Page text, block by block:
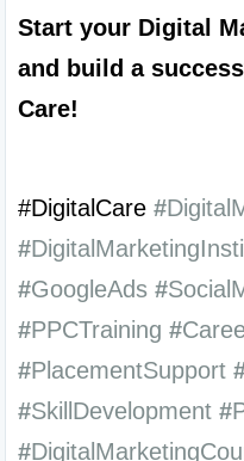
Start your Digital
and build a
Care!
#DigitalCare #
#
#GoogleAds #
#PPCTraining #
#PlacementSupport
#SkillDevelopment #
#